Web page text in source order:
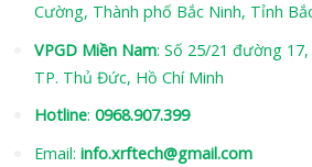
Cường, Thành phố Bắc Ninh, Tỉnh
VPGD Miền Nam: Số 25/21 đường
TP. Thủ Đức, Hồ Chí Minh
Hotline: 0968.907.399
Email: info.xrftech@gmail.com